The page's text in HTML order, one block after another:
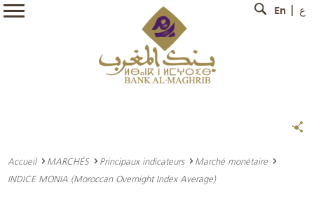
En ع
Accueil MARCHÉS Principaux indicateurs
Marché monétaire
INDICE MONIA (Moroccan Overnight Index Average)